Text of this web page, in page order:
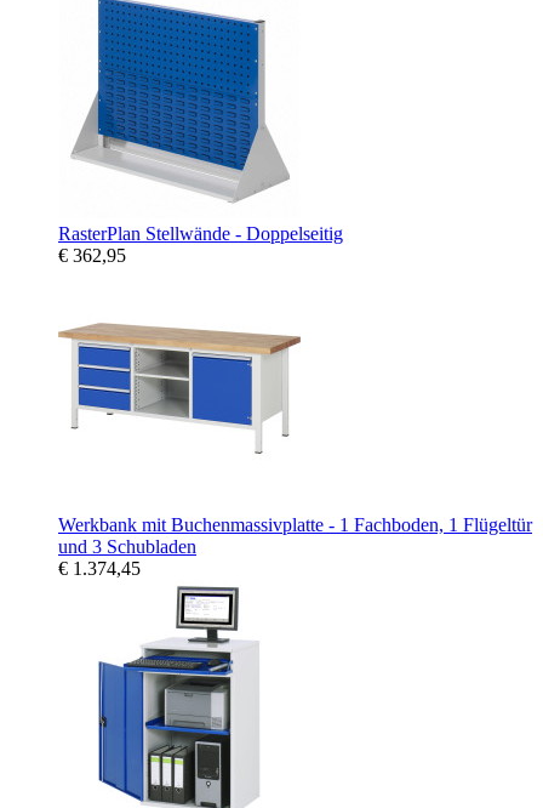
RasterPlan Stellwände - Doppelseitig
€ 362,95
Werkbank mit Buchenmassivplatte - 1 Fachboden, 1 Flügeltür
und 3 Schubladen
€ 1.374,45